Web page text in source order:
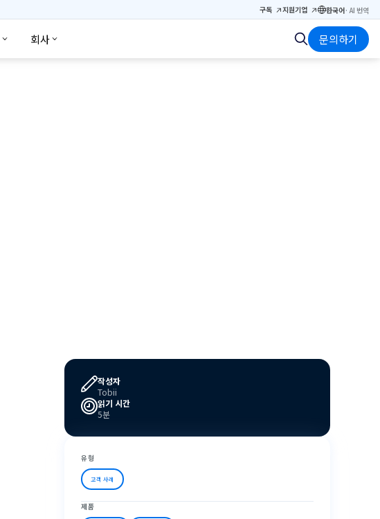
구독 지원기업 한국어· AI 번역
회사 문의하기
작성자
Tobii
읽기 시간
5분
유형
고객 사례
제품